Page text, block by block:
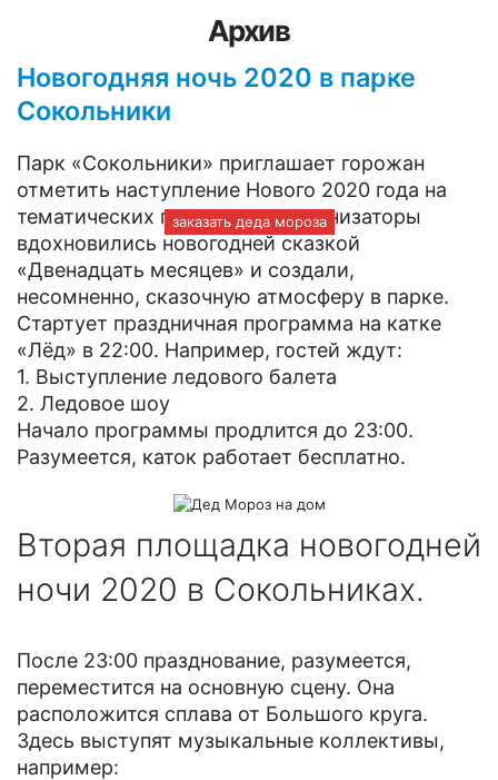
заказать деда мороза
Архив
Новогодняя ночь 2020 в парке
Сокольники
Парк «Сокольники» приглашает горожан
отметить наступление Нового 2020 года на
тематических площадках. Организаторы
вдохновились новогодней сказкой
«Двенадцать месяцев» и создали,
несомненно, сказочную атмосферу в парке.
Стартует праздничная программа на катке
«Лёд» в 22:00. Например, гостей ждут:
1. Выступление ледового балета
2. Ледовое шоу
Начало программы продлится до 23:00.
Разумеется, каток работает бесплатно.
Вторая площадка новогодней
ночи 2020 в Сокольниках.
После 23:00 празднование, разумеется,
переместится на основную сцену. Она
расположится сплава от Большого круга.
Здесь выступят музыкальные коллективы,
например: